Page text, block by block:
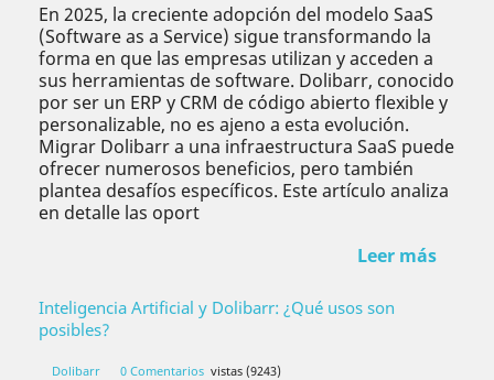
En 2025, la creciente adopción del modelo SaaS
(Software as a Service) sigue transformando la
forma en que las empresas utilizan y acceden a
sus herramientas de software. Dolibarr, conocido
por ser un ERP y CRM de código abierto flexible y
personalizable, no es ajeno a esta evolución.
Migrar Dolibarr a una infraestructura SaaS puede
ofrecer numerosos beneficios, pero también
plantea desafíos específicos. Este artículo analiza
en detalle las oport
Leer más
Inteligencia Artificial y Dolibarr: ¿Qué usos son
posibles?
Dolibarr 0 Comentarios vistas (9243)